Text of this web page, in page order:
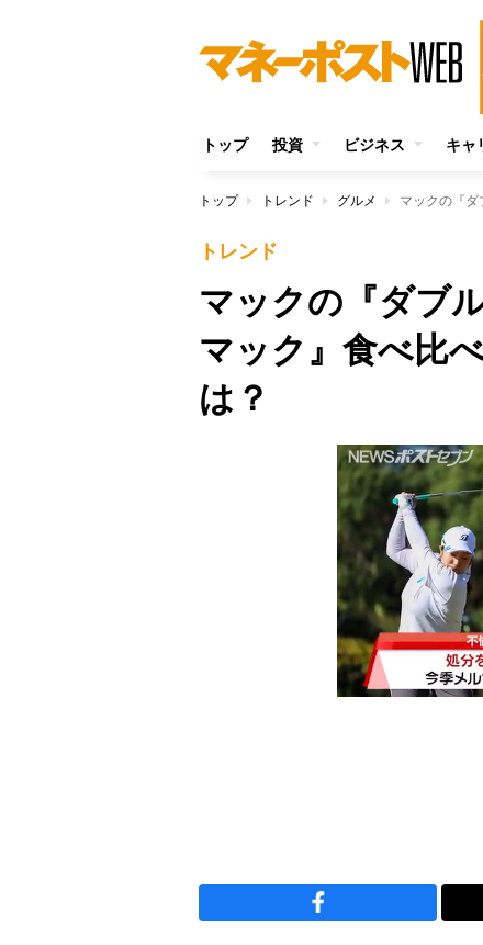
トップ 投資 ビジネス キャ
トップ トレンド グルメ
トレンド
マックの『ダブ
マック』食べ比
は？